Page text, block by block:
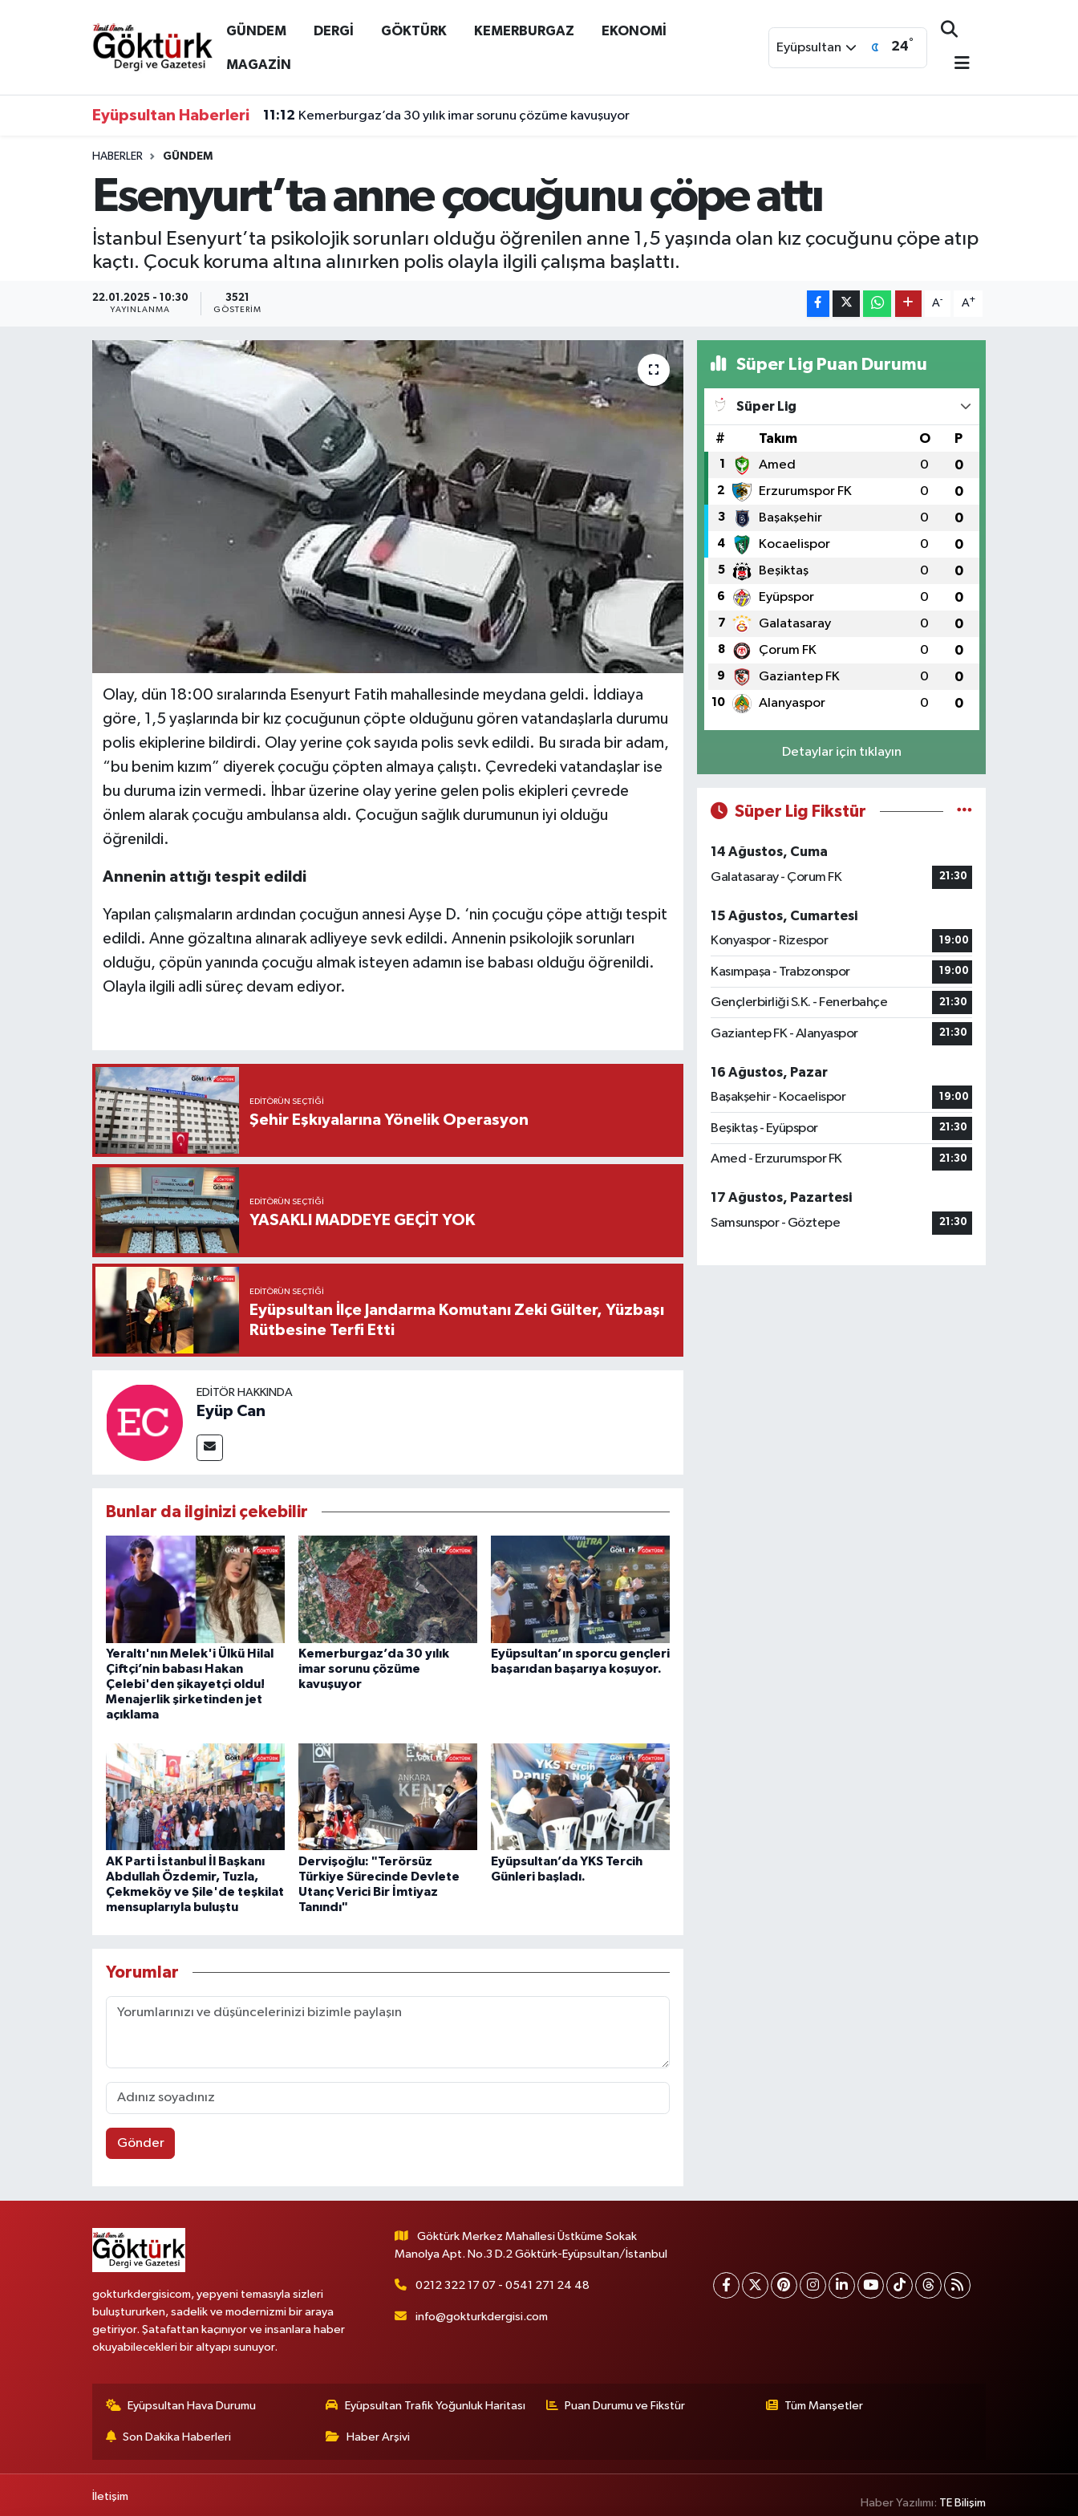
GÜNDEM DERGİ GÖKTÜRK KEMERBURGAZ EKONOMİ
MAGAZİN
Eyüpsultan 24°
Eyüpsultan Haberleri 11:12 Kemerburgaz’da 30 yılık imar sorunu çözüme kavuşuyor
HABERLER GÜNDEM
Esenyurt’ta anne çocuğunu çöpe attı
İstanbul Esenyurt’ta psikolojik sorunları olduğu öğrenilen anne 1,5 yaşında olan kız çocuğunu çöpe atıp
kaçtı. Çocuk koruma altına alınırken polis olayla ilgili çalışma başlattı.
22.01.2025 - 10:30
YAYINLANMA
3521
GÖSTERIM
A- A+
Olay, dün 18:00 sıralarında Esenyurt Fatih mahallesinde meydana geldi. İddiaya
göre, 1,5 yaşlarında bir kız çocuğunun çöpte olduğunu gören vatandaşlarla durumu
polis ekiplerine bildirdi. Olay yerine çok sayıda polis sevk edildi. Bu sırada bir adam,
“bu benim kızım” diyerek çocuğu çöpten almaya çalıştı. Çevredeki vatandaşlar ise
bu duruma izin vermedi. İhbar üzerine olay yerine gelen polis ekipleri çevrede
önlem alarak çocuğu ambulansa aldı. Çocuğun sağlık durumunun iyi olduğu
öğrenildi.
Annenin attığı tespit edildi
Yapılan çalışmaların ardından çocuğun annesi Ayşe D. ‘nin çocuğu çöpe attığı tespit
edildi. Anne gözaltına alınarak adliyeye sevk edildi. Annenin psikolojik sorunları
olduğu, çöpün yanında çocuğu almak isteyen adamın ise babası olduğu öğrenildi.
Olayla ilgili adli süreç devam ediyor.
EDITÖRÜN SEÇTIĞI
Şehir Eşkıyalarına Yönelik Operasyon
EDITÖRÜN SEÇTIĞI
YASAKLI MADDEYE GEÇİT YOK
EDITÖRÜN SEÇTIĞI
Eyüpsultan İlçe Jandarma Komutanı Zeki Gülter, Yüzbaşı
Rütbesine Terfi Etti
EDITÖR HAKKINDA
Eyüp Can
Bunlar da ilginizi çekebilir
Yeraltı'nın Melek'i Ülkü Hilal
Çiftçi’nin babası Hakan
Çelebi'den şikayetçi oldu!
Menajerlik şirketinden jet
açıklama
Kemerburgaz’da 30 yılık
imar sorunu çözüme
kavuşuyor
Eyüpsultan’ın sporcu gençleri
başarıdan başarıya koşuyor.
AK Parti İstanbul İl Başkanı
Abdullah Özdemir, Tuzla,
Çekmeköy ve Şile'de teşkilat
mensuplarıyla buluştu
Dervişoğlu: "Terörsüz
Türkiye Sürecinde Devlete
Utanç Verici Bir İmtiyaz
Tanındı"
Eyüpsultan’da YKS Tercih
Günleri başladı.
Yorumlar
Gönder
Süper Lig Puan Durumu
Süper Lig
# Takım O P
1 Amed 0 0
2 Erzurumspor FK 0 0
3 Başakşehir 0 0
4 Kocaelispor 0 0
5 Beşiktaş 0 0
6 Eyüpspor 0 0
7 Galatasaray 0 0
8 Çorum FK 0 0
9 Gaziantep FK 0 0
10 Alanyaspor 0 0
Detaylar için tıklayın
Süper Lig Fikstür
14 Ağustos, Cuma
Galatasaray - Çorum FK
21:30
15 Ağustos, Cumartesi
Konyaspor - Rizespor
19:00
Kasımpaşa - Trabzonspor 19:00
Gençlerbirliği S.K. - Fenerbahçe 21:30
Gaziantep FK - Alanyaspor 21:30
16 Ağustos, Pazar
Başakşehir - Kocaelispor
19:00
Beşiktaş - Eyüpspor 21:30
Amed - Erzurumspor FK 21:30
17 Ağustos, Pazartesi
Samsunspor - Göztepe
21:30
gokturkdergisicom, yepyeni temasıyla sizleri
buluştururken, sadelik ve modernizmi bir araya
getiriyor. Şatafattan kaçınıyor ve insanlara haber
okuyabilecekleri bir altyapı sunuyor.
Göktürk Merkez Mahallesi Üstküme Sokak
Manolya Apt. No.3 D.2 Göktürk-Eyüpsultan/İstanbul
0212 322 17 07 - 0541 271 24 48
info@gokturkdergisi.com
Eyüpsultan Hava Durumu Eyüpsultan Trafik Yoğunluk Haritası Puan Durumu ve Fikstür Tüm Manşetler
Son Dakika Haberleri Haber Arşivi
İletişim
Haber Yazılımı: TE Bilişim
Anne Çocuk
EKONOMİ
GÖKTÜRK
GÜNDEM
KÜLTÜR - SANAT
MAGAZİN
ÖZEL HABER
TEKNOLOJİ
TİCARET
Eyüpsultan Hava Durumu
Tüm Manşetler
Son Dakika Haberleri
Haber Arşivi